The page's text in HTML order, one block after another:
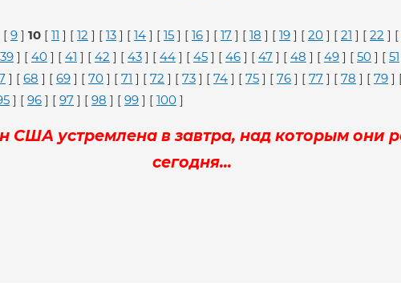
[ 9 ] 10 [ 11 ] [ 12 ] [ 13 ] [ 14 ] [ 15 ] [ 16 ] [ 17 ] [ 18 ] [ 19 ] [ 20 ] [ 21 ] [ 22 ] [
39 ] [ 40 ] [ 41 ] [ 42 ] [ 43 ] [ 44 ] [ 45 ] [ 46 ] [ 47 ] [ 48 ] [ 49 ] [ 50 ] [ 51
] [ 68 ] [ 69 ] [ 70 ] [ 71 ] [ 72 ] [ 73 ] [ 74 ] [ 75 ] [ 76 ] [ 77 ] [ 78 ] [ 79 ]
] [ 96 ] [ 97 ] [ 98 ] [ 99 ] [ 100 ]
устремлена в завтра, над которым они
сегодня...